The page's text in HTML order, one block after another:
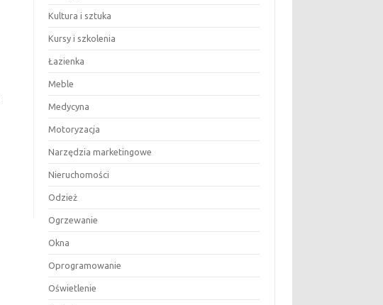
Kultura i sztuka
Kursy i szkolenia
Łazienka
Meble
Medycyna
Motoryzacja
Narzędzia marketingowe
Nieruchomości
Odzież
Ogrzewanie
Okna
Oprogramowanie
Oświetlenie